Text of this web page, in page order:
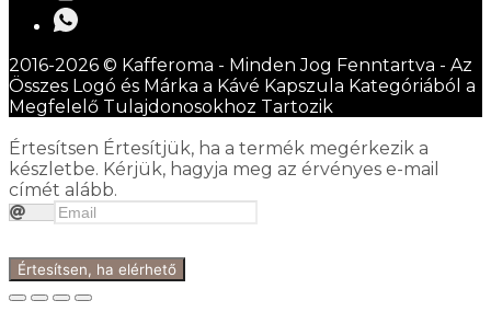
2016-2026 © Kafferoma - Minden Jog Fenntartva - Az
Összes Logó és Márka a Kávé Kapszula Kategóriából a
Megfelelő Tulajdonosokhoz Tartozik
Értesítsen Értesítjük, ha a termék megérkezik a
készletbe. Kérjük, hagyja meg az érvényes e-mail
címét alább.
Értesítsen, ha elérhető